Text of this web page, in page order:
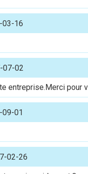
03-16
07-02
entreprise.Merci pour
09-01
02-26